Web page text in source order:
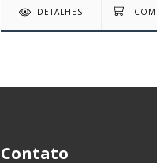
DETALHES
Contato